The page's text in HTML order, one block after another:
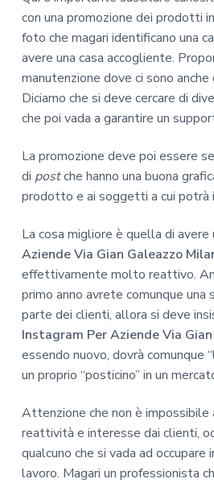
con una promozione dei prodotti
foto che magari identificano una
avere una casa accogliente.
manutenzione dove ci sono
Diciamo che si deve cercare di
che poi vada a garantire un
La promozione deve poi essere
di postche hanno una buona
prodotto e ai soggetti a cui potrà
La cosa migliore è quella di avere
Aziende Via Gian Galeazzo
effettivamente molto reattivo.
primo anno avrete comunque una
parte dei clienti, allora si deve
Instagram Per Aziende Via
essendo nuovo, dovrà comunque
un proprio “posticino” in un
Attenzione che non è impossibile
reattività e interesse dai clienti,
qualcuno che si vada ad
lavoro. Magari un professionista